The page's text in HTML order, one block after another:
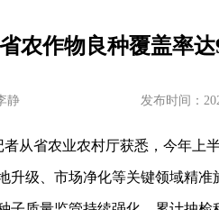
农作物良种覆盖率达
静 发布时间：
省农业农村厅获悉，今年上
升级、市场净化等关键领域精